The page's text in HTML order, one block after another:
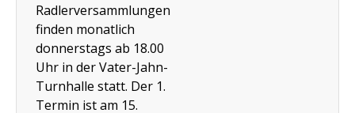
Radlerversammlungen
finden monatlich
donnerstags ab 18.00
Uhr in der Vater-Jahn-
Turnhalle statt. Der 1.
Termin ist am 15.